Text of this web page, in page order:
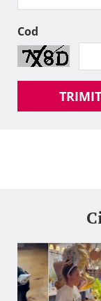
Cod